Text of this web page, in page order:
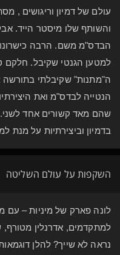
עולם של דמיון וריגושים ,
והשותף שלו מיסטר הייד.
הבדס"מ משם. הרבה
למטען הגנטי שקיבל. חלקם
ה"מתנות" שקיבלתי בתורשה
הנטייה לבדס"מ ואת
שהם מאד קשורים אחד לשני.
בדמיון וביצירתיות על
השקפות על עולם השליטה
לונה פארק של מיניות – עם
למתקדמים, אדרנלין מטורף,
נראה לא שייך? להלן